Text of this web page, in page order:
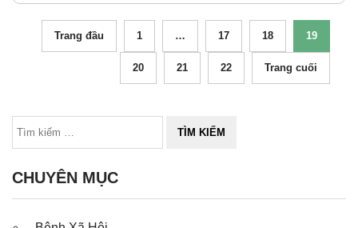
Trang đầu 1 … 17 18 19
20 21 22 Trang cuối
CHUYÊN MỤC